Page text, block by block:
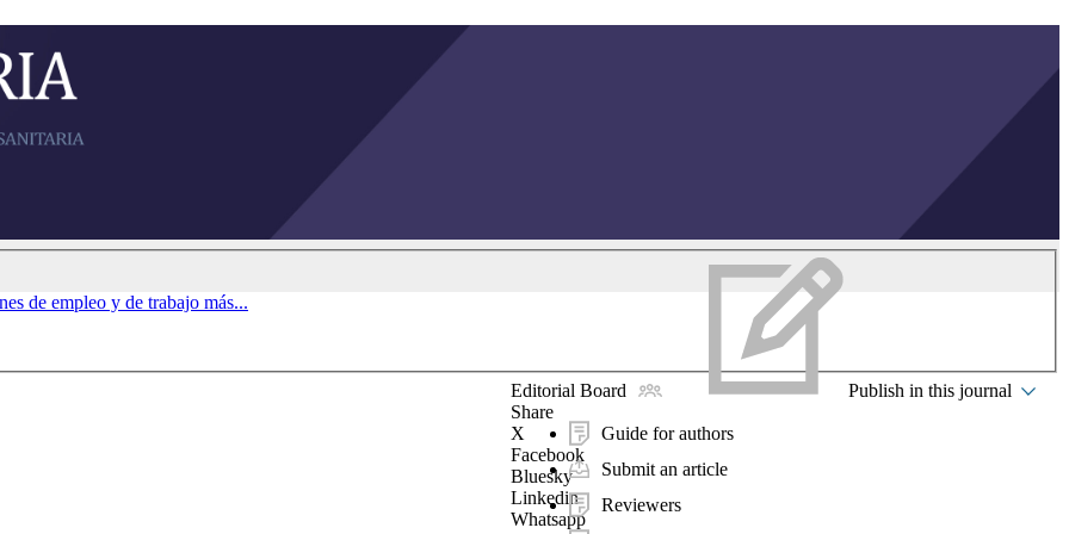
Editorial Board Publish in this journal
Guide for authors
Submit an article
Reviewers
Share
X
Facebook
Bluesky
Linkedin
Whatsapp
de empleo y de trabajo más...